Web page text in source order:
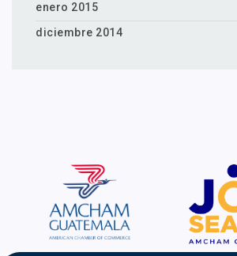
enero 2015
diciembre 2014